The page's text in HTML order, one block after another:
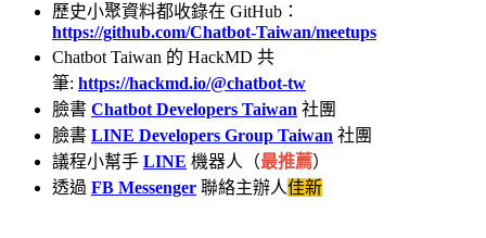
歷史小聚資料都收錄在 GitHub：
https://github.com/Chatbot-Taiwan/meetups
Chatbot Taiwan 的 HackMD 共
筆: https://hackmd.io/@chatbot-tw
臉書 Chatbot Developers Taiwan 社團
臉書 LINE Developers Group Taiwan 社團
議程小幫手 LINE 機器人（最推薦）
透過 FB Messenger 聯絡主辦人佳新